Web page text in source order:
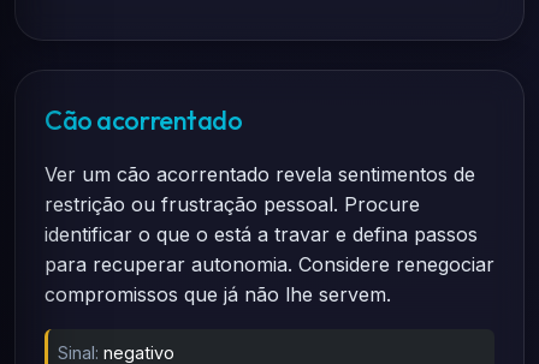
Cão acorrentado
Ver um cão acorrentado revela sentimentos de
restrição ou frustração pessoal. Procure
identificar o que o está a travar e defina passos
para recuperar autonomia. Considere renegociar
compromissos que já não lhe servem.
Sinal: negativo